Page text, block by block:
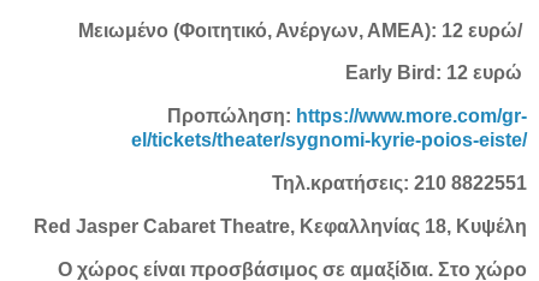
Μειωμένο (Φοιτητικό, Ανέργων, ΑΜΕΑ): 12 ευρώ/
Early Bird: 12 ευρώ
Προπώληση: https://www.more.com/gr-
el/tickets/theater/sygnomi-kyrie-poios-eiste/
Τηλ.κρατήσεις: 210 8822551
Red Jasper Cabaret Theatre, Κεφαλληνίας 18, Κυψέλη
Ο χώρος είναι προσβάσιμος σε αμαξίδια. Στο χώρο